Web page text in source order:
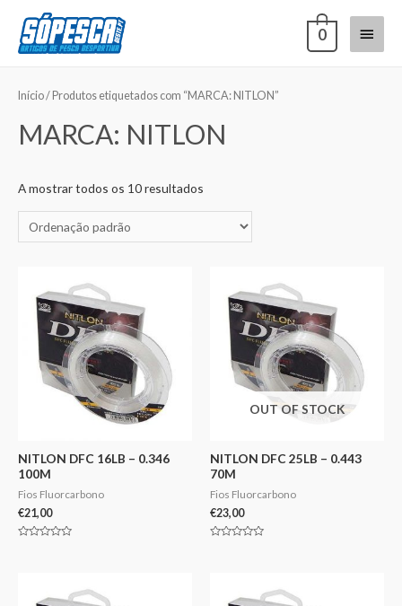
0
Início/ Produtos etiquetados com “MARCA: NITLON”
MARCA: NITLON
A mostrar todos os 10 resultados
NITLON DFC 16LB – 0.346
100M
Fios Fluorcarbono
€21,00
OUT OF STOCK
NITLON DFC 25LB – 0.443
70M
Fios Fluorcarbono
€23,00